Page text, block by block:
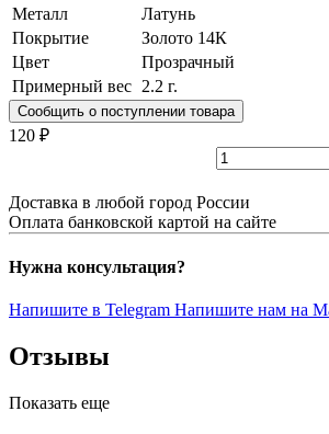
Металл
Латунь
Покрытие
Золото 14К
Цвет
Прозрачный
Примерный вес 2.2 г.
Сообщить о поступлении товара
120 ₽
Доставка в любой город России
Оплата банковской картой на сайте
Нужна консультация?
Напишите в Telegram Напишите нам на
Отзывы
Показать еще